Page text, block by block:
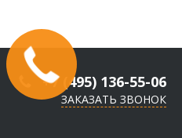
+7 (495) 136-55-06
ЗАКАЗАТЬ ЗВОНОК